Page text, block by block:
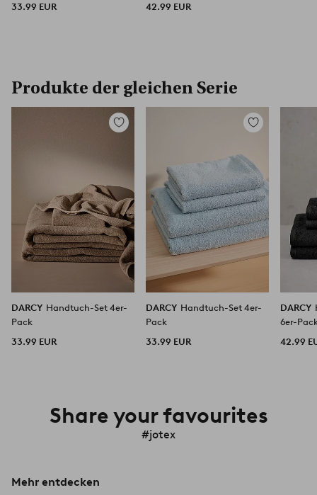
33.99 EUR
42.99 EUR
Produkte der gleichen Serie
Zu
DARCY Handtuch-Set 4er-
Pack
33.99 EUR
Zu
DARCY Handtuch-Set 4er-
Pack
33.99 EUR
DARCY
6er-
42.99
Share your favourites
#jotex
Mehr entdecken